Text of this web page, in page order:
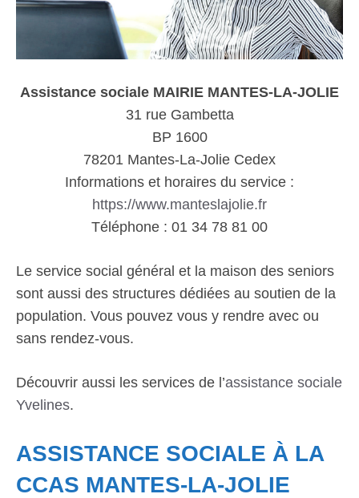
Assistance sociale MAIRIE MANTES-LA-JOLIE
31 rue Gambetta
BP 1600
78201 Mantes-La-Jolie Cedex
Informations et horaires du service :
https://www.manteslajolie.fr
Téléphone : 01 34 78 81 00
Le service social général et la maison des seniors
sont aussi des structures dédiées au soutien de la
population. Vous pouvez vous y rendre avec ou
sans rendez-vous.
Découvrir aussi les services de l’assistance sociale
Yvelines.
ASSISTANCE SOCIALE À LA
CCAS MANTES-LA-JOLIE